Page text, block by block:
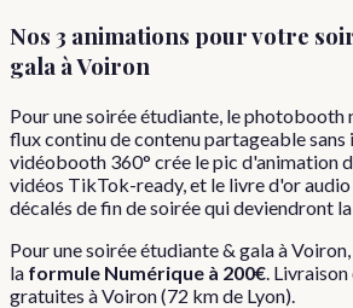
Nos 3 animations pour votre
gala àVoiron
Pour une soirée étudiante, le photobooth
flux continu de contenu partageable sans
vidéobooth 360° crée le pic d'animation
vidéos TikTok-ready, et le livre d'or audio
décalés de fin de soirée qui deviendront
Pourunesoirée étudiante & galaàVoiron
la formule Numérique à 200€ .
gratuites àVoiron(72 km de Lyon).